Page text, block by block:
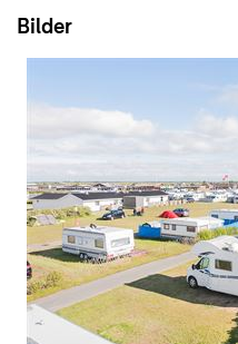
Bilder